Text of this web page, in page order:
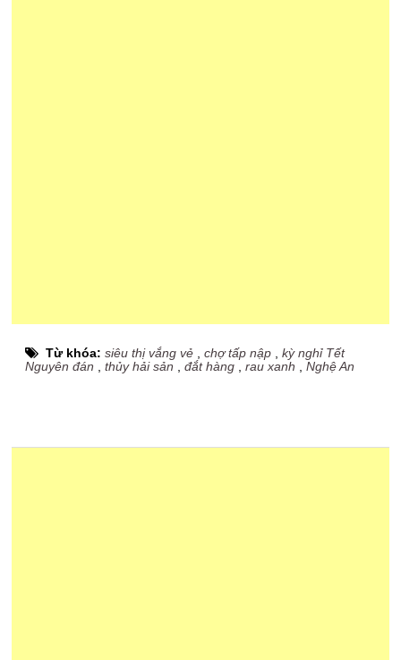
Từ khóa:siêu thị vắng vẻ ,chợ tấp nập ,kỳ nghỉ Tết
Nguyên đán ,thủy hải sản ,đắt hàng ,rau xanh ,Nghệ An